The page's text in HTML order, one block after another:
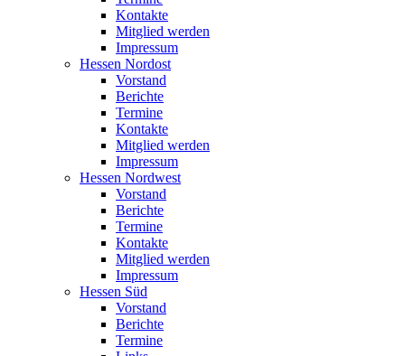
Kontakte
Mitglied werden
Impressum
Hessen Nordost
Vorstand
Berichte
Termine
Kontakte
Mitglied werden
Impressum
Hessen Nordwest
Vorstand
Berichte
Termine
Kontakte
Mitglied werden
Impressum
Hessen Süd
Vorstand
Berichte
Termine